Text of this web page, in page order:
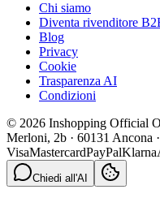
Chi siamo
Diventa rivenditore
Blog
Privacy
Cookie
Trasparenza AI
Condizioni
© 2026 Inshopping Official
Merloni, 2b · 60131 Ancona
VisaMastercardPayPalKlarna
Chiedi all'AI